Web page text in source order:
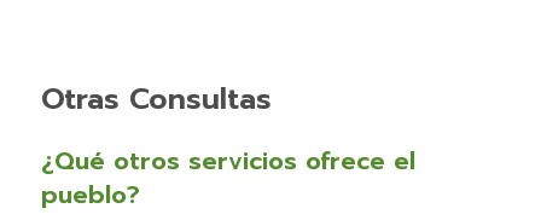
Otras Consultas
¿Qué otros servicios ofrece el
pueblo?